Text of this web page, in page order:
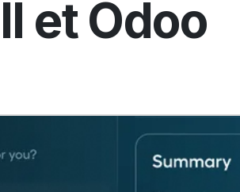
et Odoo